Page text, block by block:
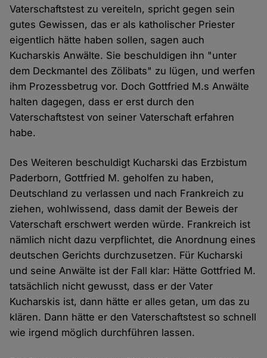
Vaterschaftstest zu vereiteln, spricht gegen sein
gutes Gewissen, das er als katholischer Priester
eigentlich hätte haben sollen, sagen auch
Kucharskis Anwälte. Sie beschuldigen ihn "unter
dem Deckmantel des Zölibats" zu lügen, und werfen
ihm Prozessbetrug vor. Doch Gottfried M.s Anwälte
halten dagegen, dass er erst durch den
Vaterschaftstest von seiner Vaterschaft erfahren
habe.
Des Weiteren beschuldigt Kucharski das Erzbistum
Paderborn, Gottfried M. geholfen zu haben,
Deutschland zu verlassen und nach Frankreich zu
ziehen, wohlwissend, dass damit der Beweis der
Vaterschaft erschwert werden würde. Frankreich ist
nämlich nicht dazu verpflichtet, die Anordnung eines
deutschen Gerichts durchzusetzen. Für Kucharski
und seine Anwälte ist der Fall klar: Hätte Gottfried M.
tatsächlich nicht gewusst, dass er der Vater
Kucharskis ist, dann hätte er alles getan, um das zu
klären. Dann hätte er den Vaterschaftstest so schnell
wie irgend möglich durchführen lassen.